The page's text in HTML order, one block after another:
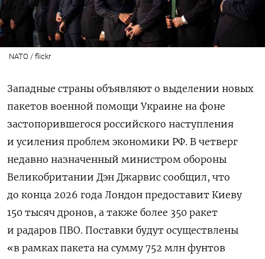
NATO / flickr
Западные страны объявляют о выделении новых
пакетов военной помощи Украине на фоне
застопорившегося российского наступления
и усиления проблем экономики РФ. В четверг
недавно назначенный министром обороны
Великобритании Дэн Джарвис сообщил, что
до конца 2026 года Лондон предоставит Киеву
150 тысяч дронов, а также более 350 ракет
и радаров ПВО. Поставки будут осуществлены
«в рамках пакета на сумму 752 млн фунтов